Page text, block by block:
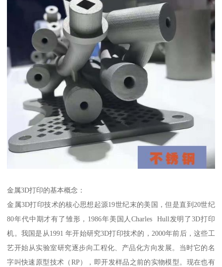
金属3D打印的基本概念：
金属3D打印技术的核心思想起源19世纪末的美国，但是直到20世纪
80年代中期才有了雏形，1986年美国人Charles Hull发明了3D打印
机。我国是从1991 年开始研究3D打印技术的，2000年前后，这些工
艺开始从实验室研究逐步向工程化、产品化方向发展。当时它的名
字叫快速原型技术（RP），即开发样品之前的实物模型。现在也有